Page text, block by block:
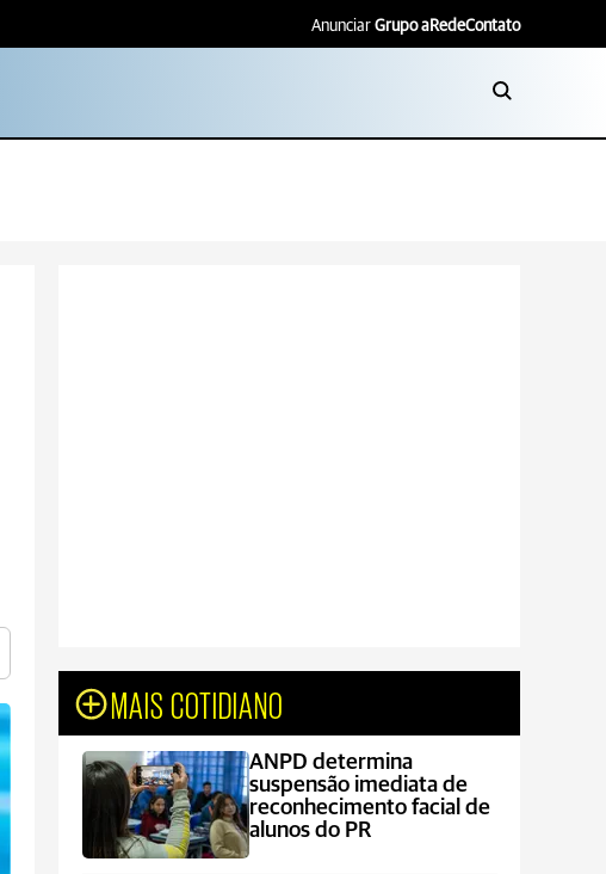
Anunciar Grupo aRedeContato
MAIS COTIDIANO
ANPD determina
suspensão imediata de
reconhecimento facial de
alunos do PR